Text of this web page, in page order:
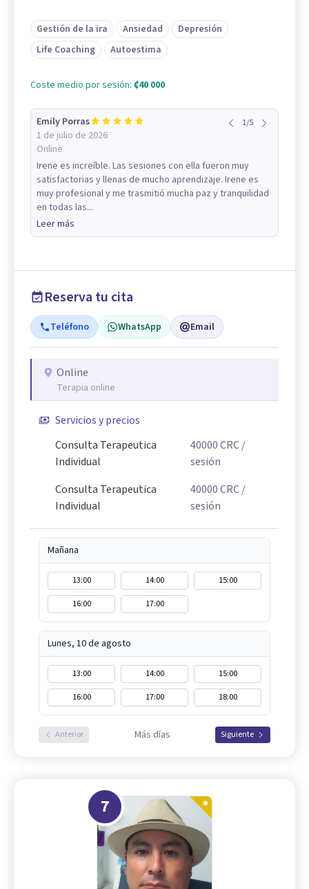
Gestión de la ira Ansiedad
Depresión
Life Coaching
Autoestima
Coste medio por sesión: ₡40 000
Emily Porras
1 de julio de 2026
Online
1/5
Irene es increíble. Las sesiones con ella fueron muy
satisfactorias y llenas de mucho aprendizaje. Irene es
muy profesional y me trasmitió mucha paz y tranquilidad
en todas las...
Leer más
Reserva tu cita
Teléfono WhatsApp Email
Online
Terapia online
Servicios y precios
Consulta Terapeutica
Individual
40000 CRC/
sesión
Consulta Terapeutica
Individual
40000 CRC/
sesión
Mañana
13:00 14:00
15:00
16:00
17:00
Lunes, 10 de agosto
13:00 14:00
15:00
16:00
17:00 18:00
Anterior Más días Siguiente
7